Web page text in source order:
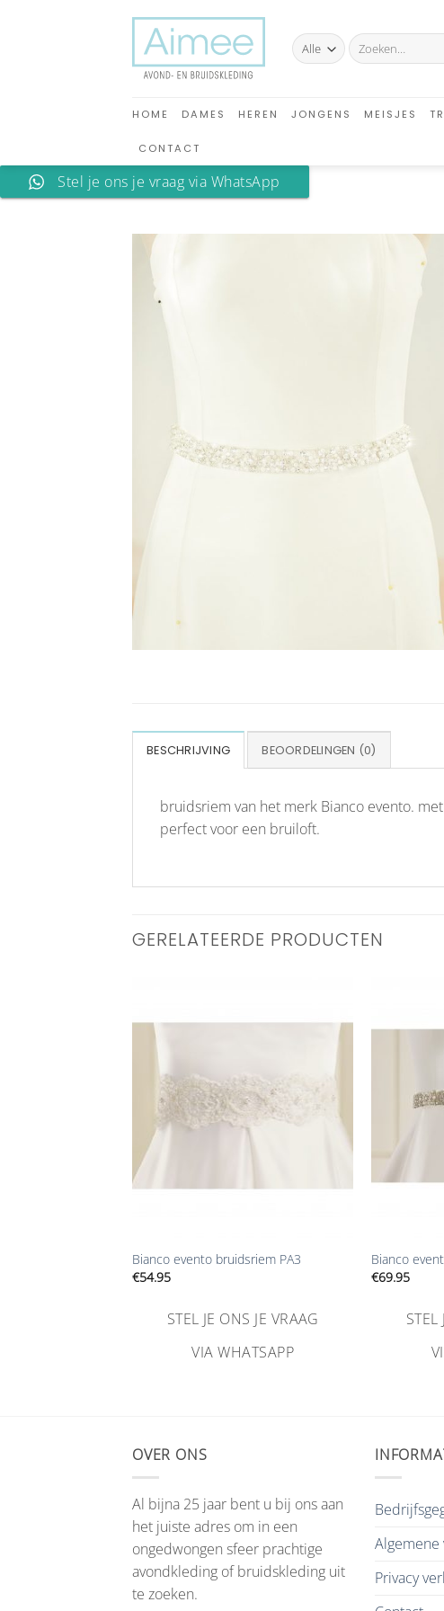
Zoeken
naar:
HOME DAMES HEREN JONGENS MEISJES
CONTACT
Stel je ons je vraag via WhatsApp
BESCHRIJVING BEOORDELINGEN (0)
bruidsriem van het merk Bianco evento.
perfect voor een bruiloft.
GERELATEERDE PRODUCTEN
Aan
verlanglijst
Bianco evento bruidsriem PA3
€54.95
STEL JE ONS JE VRAAG
VIA WHATSAPP
Bianco
€69.95
STEL
OVER ONS
Al bijna 25 jaar bent u bij ons aan
het juiste adres om in een
ongedwongen sfeer prachtige
avondkleding of bruidskleding uit
te zoeken.
Algemene
Privacy